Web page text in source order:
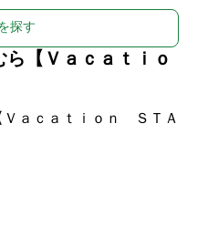
探す
【Ｖａｃａｔｉｏ